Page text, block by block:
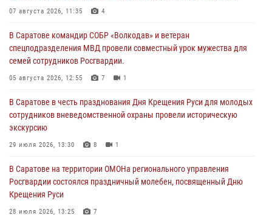
07 августа 2026, 11:35 4
В Саратове командир СОБР «Волкодав» и ветеран
спецподразделения МВД провели совместный урок мужества для
семей сотрудников Росгвардии.
05 августа 2026, 12:55 7 1
В Саратове в честь празднования Дня Крещения Руси для молодых
сотрудников вневедомственной охраны провели историческую
экскурсию
29 июля 2026, 13:30 8 1
В Саратове на территории ОМОНа регионального управления
Росгвардии состоялся праздничный молебен, посвященный Дню
Крещения Руси
28 июля 2026, 13:25 7